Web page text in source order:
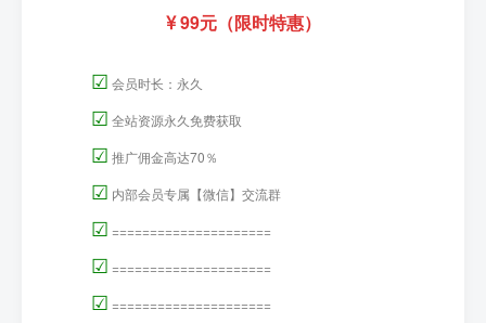
99元（限时特惠）
☑ 会员时长：永久
☑ 全站资源永久免费获取
☑ 推广佣金高达70％
☑ 内部会员专属【微信】交流群
☑ =====================
☑ =====================
☑ =====================